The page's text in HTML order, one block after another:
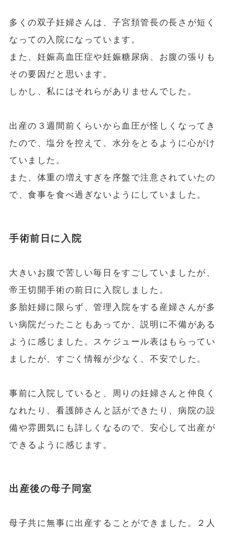
多くの双子妊婦さんは、子宮頚管長の長さが短く
なっての入院になっています。
また、妊娠高血圧症や妊娠糖尿病、お腹の張りも
その要因だと思います。
しかし、私にはそれらがありませんでした。
出産の３週間前くらいから血圧が怪しくなってき
たので、塩分を控えて、水分をとるように心がけ
ていました。
また、体重の増えすぎを序盤で注意されていたの
で、食事を食べ過ぎないようにしていました。
手術前日に入院
大きいお腹で苦しい毎日をすごしていましたが、
帝王切開手術の前日に入院しました。
多胎妊婦に限らず、管理入院をする産婦さんが多
い病院だったこともあってか、説明に不備がある
ように感じました。スケジュール表はもらってい
ましたが、すごく情報が少なく、不安でした。
事前に入院していると、周りの妊婦さんと仲良く
なれたり、看護師さんと話ができたり、病院の設
備や雰囲気にも詳しくなるので、安心して出産が
できるように感じます。
出産後の母子同室
母子共に無事に出産することができました。２人